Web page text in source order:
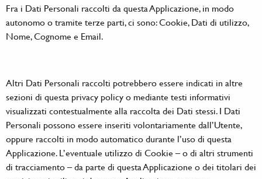
Fra i Dati Personali raccolti da questa Applicazione, in modo
autonomo o tramite terze parti, ci sono: Cookie, Dati di utilizzo,
Nome, Cognome e Email.
Altri Dati Personali raccolti potrebbero essere indicati in altre
sezioni di questa privacy policy o mediante testi informativi
visualizzati contestualmente alla raccolta dei Dati stessi. I Dati
Personali possono essere inseriti volontariamente dall’Utente,
oppure raccolti in modo automatico durante l’uso di questa
Applicazione. L’eventuale utilizzo di Cookie – o di altri strumenti
di tracciamento – da parte di questa Applicazione o dei titolari dei